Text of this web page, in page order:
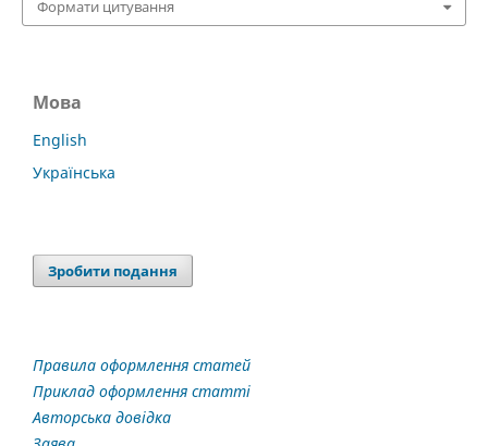
Формати цитування
Мова
English
Українська
Зробити подання
Правила оформлення статей
Приклад оформлення статті
Авторська довідка